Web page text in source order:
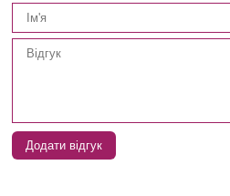
Додати відгук